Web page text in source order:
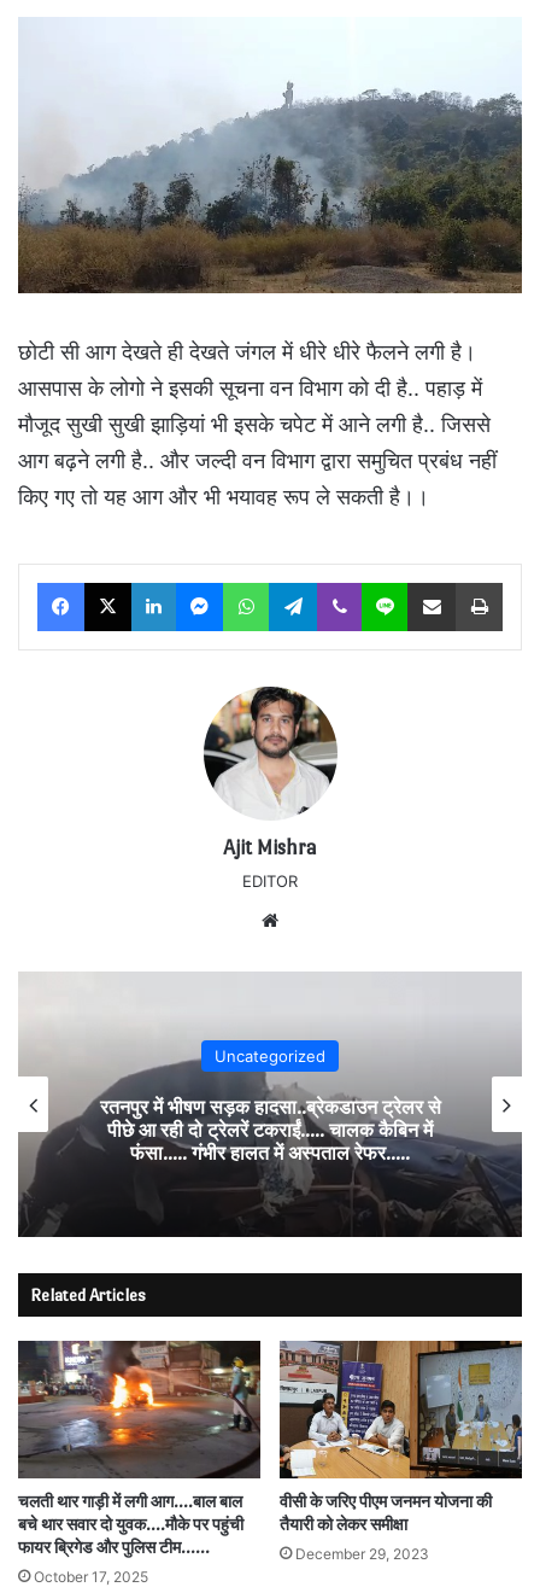
छोटी सी आग देखते ही देखते जंगल में धीरे धीरे फैलने लगी है।
आसपास के लोगो ने इसकी सूचना वन विभाग को दी है.. पहाड़ में
मौजूद सुखी सुखी झाड़ियां भी इसके चपेट में आने लगी है.. जिससे
आग बढ़ने लगी है.. और जल्दी वन विभाग द्वारा समुचित प्रबंध नहीं
किए गए तो यह आग और भी भयावह रूप ले सकती है।।
Facebook
X LinkedInMessengerWhatsAppTelegram
Viber Line Share via Email Print
Ajit Mishra
EDITOR
Uncategorized
रतनपुर में भीषण सड़क हादसा..ब्रेकडाउन ट्रेलर से
पीछे आ रही दो ट्रेलरें टकराईं….. चालक कैबिन में
फंसा….. गंभीर हालत में अस्पताल रेफर…..
Related Articles
चलती थार गाड़ी में लगी आग….बाल बाल
बचे थार सवार दो युवक….मौके पर पहुंची
फायर ब्रिगेड और पुलिस टीम……
October 17, 2025
वीसी के जरिए पीएम जनमन योजना की
तैयारी को लेकर समीक्षा
December 29, 2023